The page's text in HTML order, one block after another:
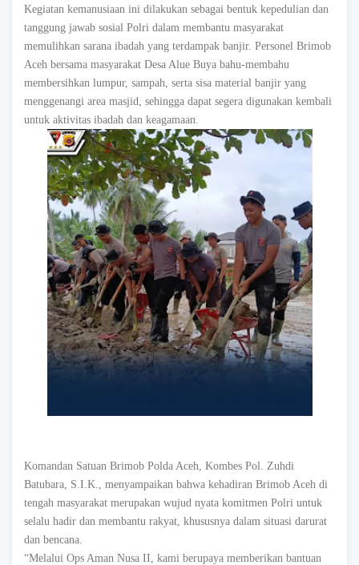
Kegiatan kemanusiaan ini dilakukan sebagai bentuk kepedulian dan
tanggung jawab sosial Polri dalam membantu masyarakat
memulihkan sarana ibadah yang terdampak banjir. Personel Brimob
Aceh bersama masyarakat Desa Alue Buya bahu-membahu
membersihkan lumpur, sampah, serta sisa material banjir yang
menggenangi area masjid, sehingga dapat segera digunakan kembali
untuk aktivitas ibadah dan keagamaan.
Komandan Satuan Brimob Polda Aceh, Kombes Pol. Zuhdi
Batubara, S.I.K., menyampaikan bahwa kehadiran Brimob Aceh di
tengah masyarakat merupakan wujud nyata komitmen Polri untuk
selalu hadir dan membantu rakyat, khususnya dalam situasi darurat
dan bencana.
“Melalui Ops Aman Nusa II, kami berupaya memberikan bantuan